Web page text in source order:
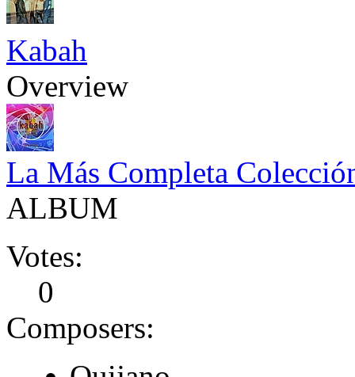
Kabah
Overview
La Más Completa
ALBUM
Votes:
0
Composers: